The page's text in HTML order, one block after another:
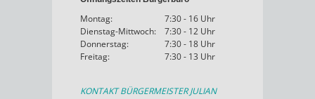
Montag:
7:30 - 16 Uhr
Dienstag-Mittwoch:
7:30 - 12 Uhr
Donnerstag:
7:30 - 18 Uhr
Freitag:
7:30 - 13 Uhr
KONTAKT BÜRGERMEISTER JULIAN